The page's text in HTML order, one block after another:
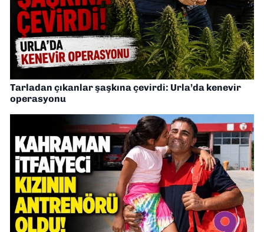
Tarladan çıkanlar şaşkına çevirdi: Urla’da kenevir
operasyonu